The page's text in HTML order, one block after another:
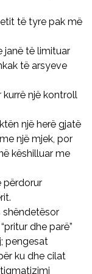
të tyre pak më
janë të limituar
të arsyeve
një kontroll
një herë gjatë
një mjek, por
këshilluar me
përdorur
shëndetësor
dhe parë”
pengesat
ku dhe cilat